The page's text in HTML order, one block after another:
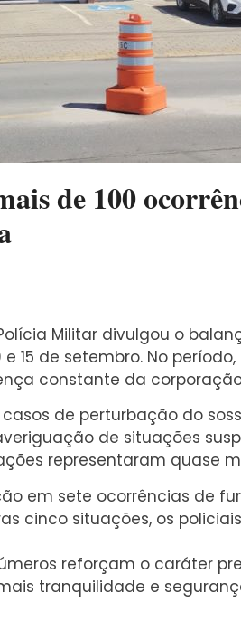
de 100
Militar divulgou o
15 de setembro. No
constante da
de perturbação do
de situações
representaram quase
em sete ocorrências de
cinco situações, os
reforçam o caráter
tranquilidade e